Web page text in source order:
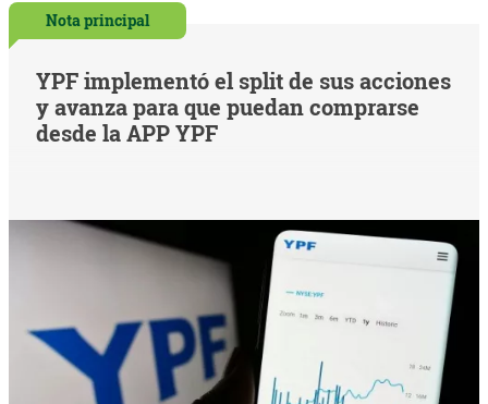
Nota principal
YPF implementó el split de sus acciones
y avanza para que puedan comprarse
desde la APP YPF